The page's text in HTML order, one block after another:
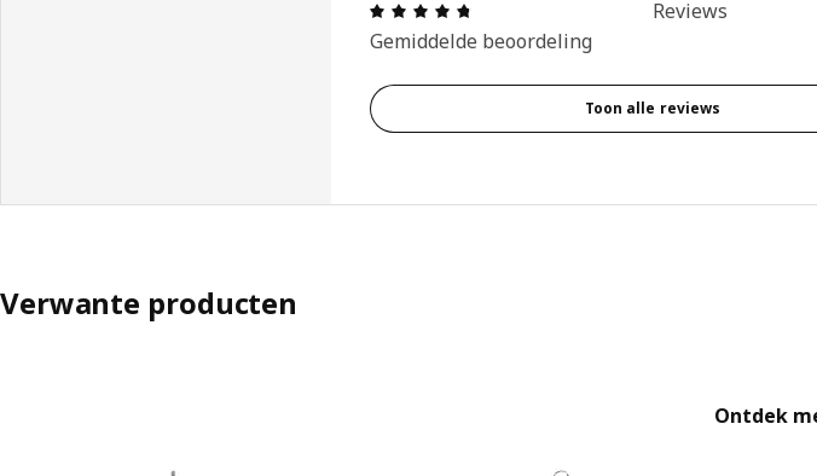
Beoordeling: 4.7 van 5 sterren. Totaal
Gemiddelde beoordeling
Reviews
Toon alle reviews
Verwante producten
Ontdek